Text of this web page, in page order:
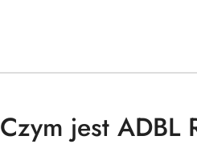
Czym jest ADBL